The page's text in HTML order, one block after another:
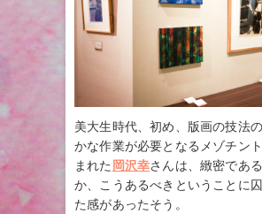
美大生時代、初め、版画の技法
かな作業が必要となるメゾチン
まれた 岡沢幸さんは、緻密であ
か、こうあるべきということに
た感があったそう。